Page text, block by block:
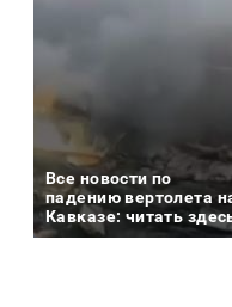
Все новости по
падению вертолета
Кавказе: читать